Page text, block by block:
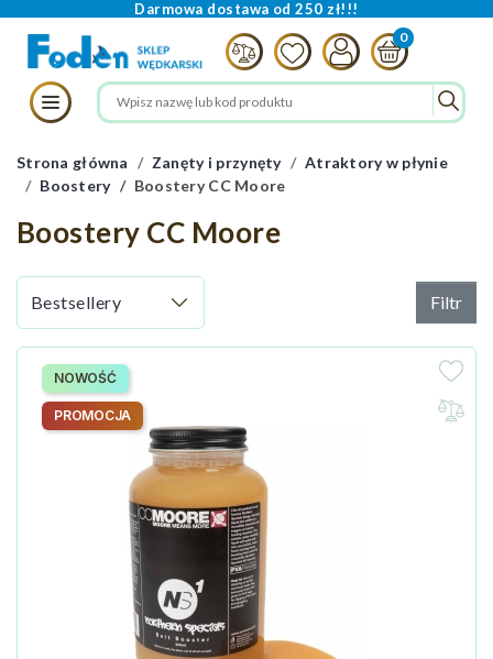
Darmowa dostawa od 250 zł!!!
Strona główna Zanęty i przynęty
Atraktory w płynie
Boostery
Boostery CC Moore
Boostery CC Moore
Filtr
NOWOŚĆ
PROMOCJA